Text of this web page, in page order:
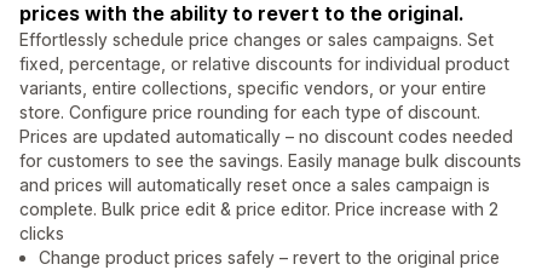
prices with the ability to revert to the original.
Effortlessly schedule price changes or sales campaigns. Set
fixed, percentage, or relative discounts for individual product
variants, entire collections, specific vendors, or your entire
store. Configure price rounding for each type of discount.
Prices are updated automatically – no discount codes needed
for customers to see the savings. Easily manage bulk discounts
and prices will automatically reset once a sales campaign is
complete. Bulk price edit & price editor. Price increase with 2
clicks
Change product prices safely – revert to the original price